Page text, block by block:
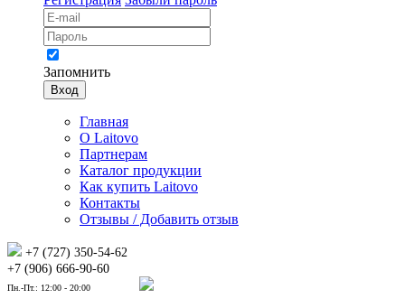
Запомнить
Вход
Главная
О Laitovo
Партнерам
Каталог продукции
Как купить Laitovo
Контакты
Отзывы / Добавить отзыв
+7 (727) 350-54-62
+7 (906) 666-90-60
Пн.-Пт.: 12:00 - 20:00